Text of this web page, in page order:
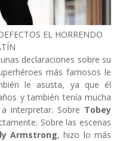
EL HORRENDO
declaraciones sobre su
más famosos le
le asusta, ya que él
y también tenía mucha
interpretar. Sobre Tobey
Sobre las escenas
Armstrong, hizo lo más